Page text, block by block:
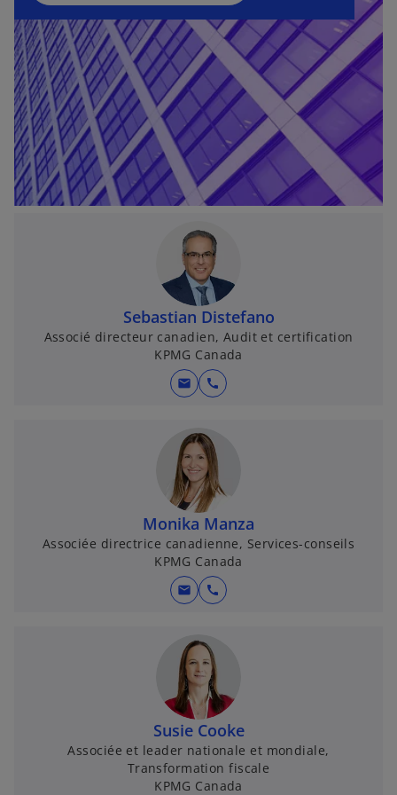
o
u
v
e
l
o
n
g
l
e
Sebastian Distefano
Associé directeur canadien, Audit et certification
KPMG Canada
mail call
Monika Manza
Associée directrice canadienne, Services-conseils
KPMG Canada
mail call
Susie Cooke
Associée et leader nationale et mondiale,
Transformation fiscale
KPMG Canada